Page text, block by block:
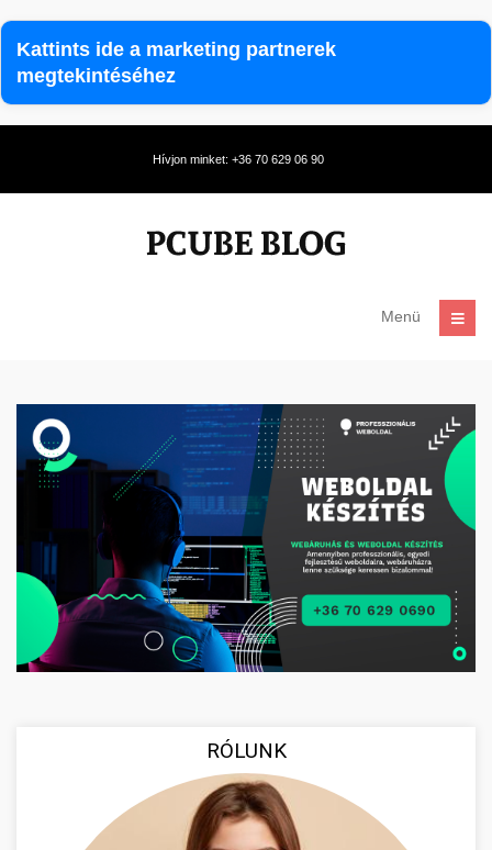
Kattints ide a marketing partnerek
megtekintéséhez
Hívjon minket: +36 70 629 06 90
Menü
RÓLUNK